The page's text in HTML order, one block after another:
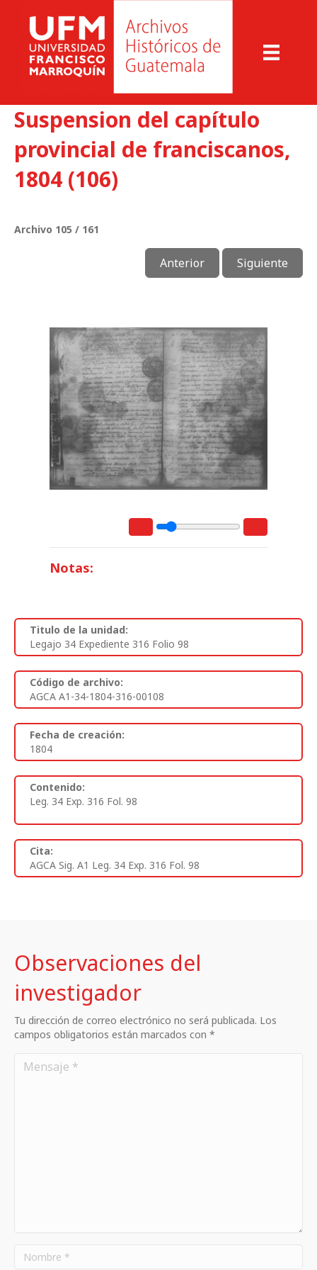
Suspension del capítulo
provincial de franciscanos,
1804 (106)
Archivo 105 / 161
Anterior Siguiente
Notas:
Titulo de la unidad:
Legajo 34 Expediente 316 Folio 98
Código de archivo:
AGCA A1-34-1804-316-00108
Fecha de creación:
1804
Contenido:
Leg. 34 Exp. 316 Fol. 98
Cita:
AGCA Sig. A1 Leg. 34 Exp. 316 Fol. 98
Observaciones del
investigador
Tu dirección de correo electrónico no será publicada. Los
campos obligatorios están marcados con *